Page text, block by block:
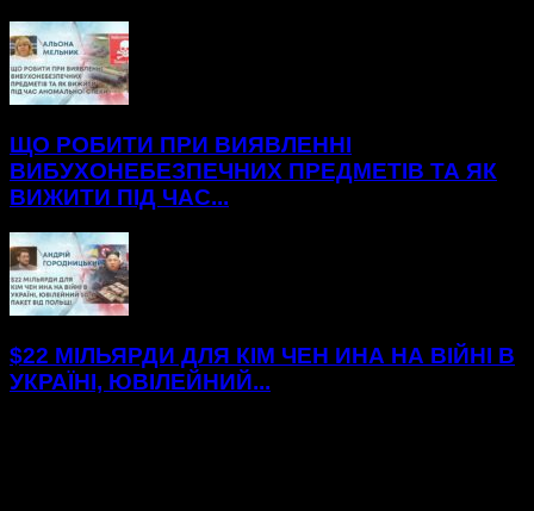
ЩО РОБИТИ ПРИ ВИЯВЛЕННІ
ВИБУХОНЕБЕЗПЕЧНИХ ПРЕДМЕТІВ ТА ЯК
ВИЖИТИ ПІД ЧАС...
$22 МІЛЬЯРДИ ДЛЯ КІМ ЧЕН ИНА НА ВІЙНІ В
УКРАЇНІ, ЮВІЛЕЙНИЙ...